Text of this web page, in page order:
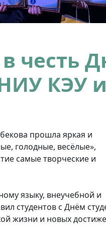
честь
НИУ КЭУ
прошла яркая и
голодные, весёлые»,
самые творческие и
языку, внеучебной и
студентов с Днём
жизни и новых